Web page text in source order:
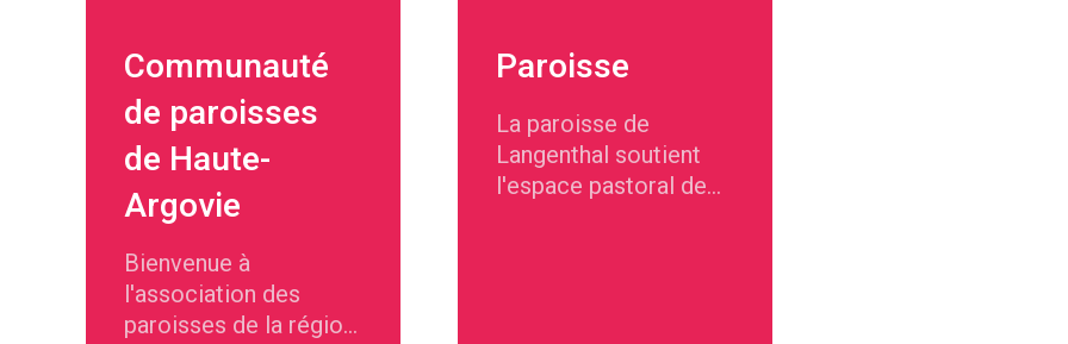
Communauté
de paroisses
de Haute-
Argovie
Bienvenue à
l'association des
paroisses de la région
Paroisse
La paroisse de
Langenthal soutient
l'espace pastoral de